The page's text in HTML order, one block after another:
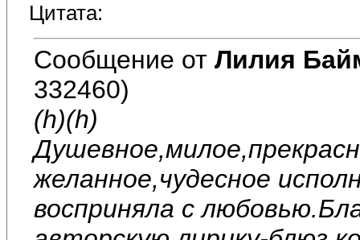
Цитата:
Сообщение от Лилия
332460)
(h)(h)
желанное,чудесное
восприняла с